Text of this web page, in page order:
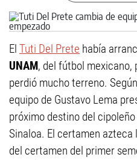
El Tuti Del Prete había
UNAM, del fútbol mexicano,
perdió mucho terreno.
equipo de Gustavo Lema
próximo destino del
Sinaloa. El certamen
del certamen del primer